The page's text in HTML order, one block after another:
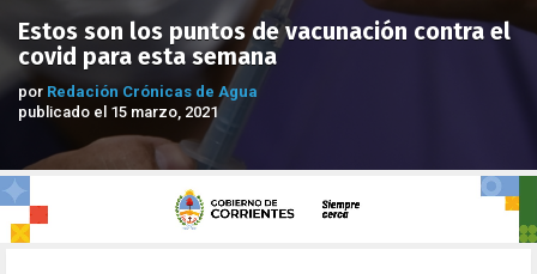
Estos son los puntos de vacunación contra el
covid para esta semana
por Redación Crónicas de Agua
publicado el 15 marzo, 2021